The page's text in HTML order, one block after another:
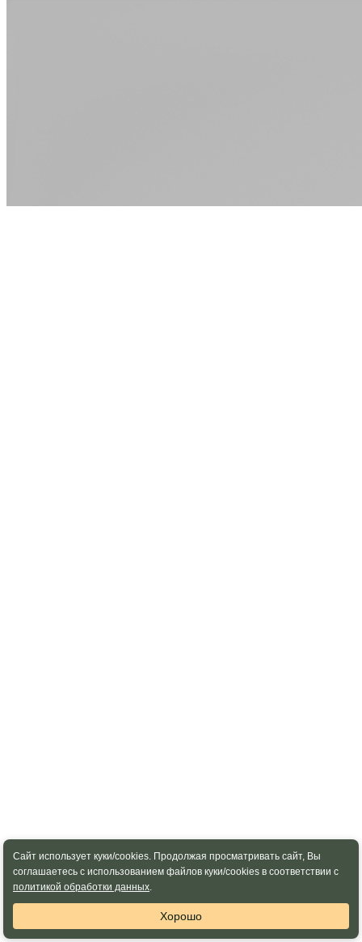
Сайт использует куки/cookies. Продолжая просматривать сайт, Вы
соглашаетесь с использованием файлов куки/cookies в соответствии с
политикой обработки данных.
Хорошо